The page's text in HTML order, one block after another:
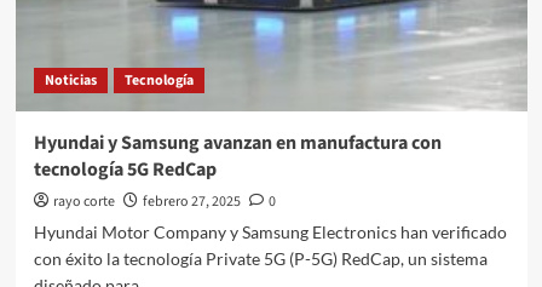
Noticias Tecnología
Hyundai y Samsung avanzan en manufactura con
tecnología 5G RedCap
rayo corte febrero 27, 2025
0
Hyundai Motor Company y Samsung Electronics han verificado
con éxito la tecnología Private 5G (P-5G) RedCap, un sistema